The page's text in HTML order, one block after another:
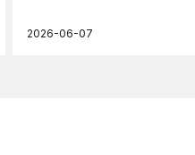
2026-06-07